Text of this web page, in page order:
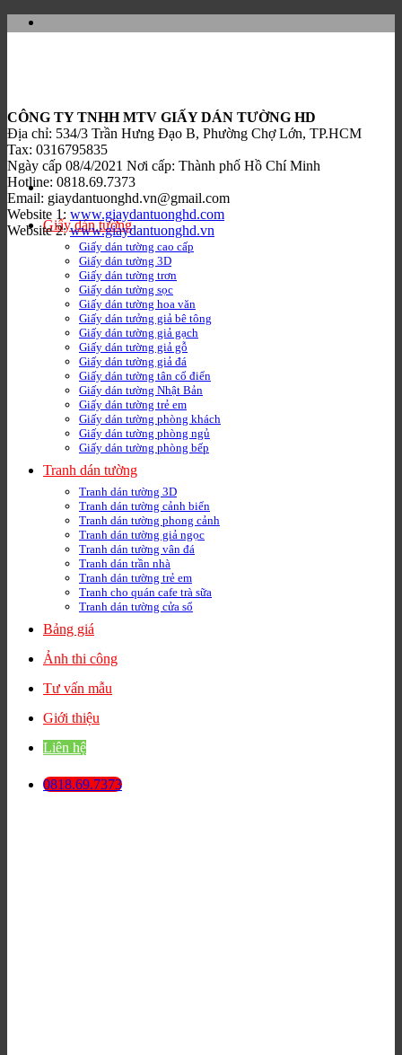
qua
Giấy dán tường
Giấy dán tường cao cấp
Giấy dán tường 3D
Giấy dán tường trơn
Giấy dán tường sọc
Giấy dán tường hoa văn
Giấy dán tưởng giả bê tông
Giấy dán tường giả gạch
Giấy dán tường giả gỗ
Giấy dán tường giả đá
Giấy dán tường tân cổ điển
Giấy dán tường Nhật Bản
Giấy dán tường trẻ em
Giấy dán tường phòng khách
Giấy dán tường phòng ngủ
Giấy dán tường phòng bếp
Tranh dán tường
Tranh dán tường 3D
Tranh dán tường cảnh biển
Tranh dán tường phong cảnh
Tranh dán tường giả ngọc
Tranh dán tường vân đá
Tranh dán trần nhà
Tranh dán tường trẻ em
Tranh cho quán cafe trà sữa
Tranh dán tường cửa sổ
Bảng giá
Ảnh thi công
Tư vấn mẫu
Giới thiệu
Liên hệ
0818.69.7373
CÔNG TY TNHH MTV GIẤY DÁN TƯỜNG HD
Địa chỉ: 534/3 Trần Hưng Đạo B, Phường Chợ Lớn, TP.HCM
Tax: 0316795835
Ngày cấp 08/4/2021 Nơi cấp: Thành phố Hồ Chí Minh
Hotline: 0818.69.7373
Email: giaydantuonghd.vn@gmail.com
Website 1: www.giaydantuonghd.com
Website 2:www.giaydantuonghd.vn